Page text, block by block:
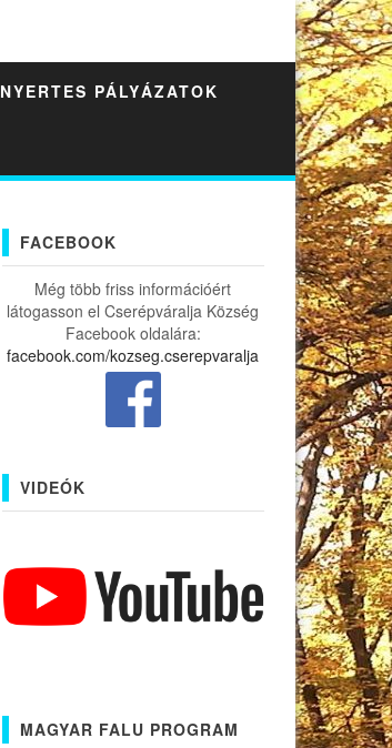
NYERTES PÁLYÁZATOK
FACEBOOK
Még több friss információért
látogasson el Cserépváralja Község
Facebook oldalára:
facebook.com/kozseg.cserepvaralja
VIDEÓK
MAGYAR FALU PROGRAM